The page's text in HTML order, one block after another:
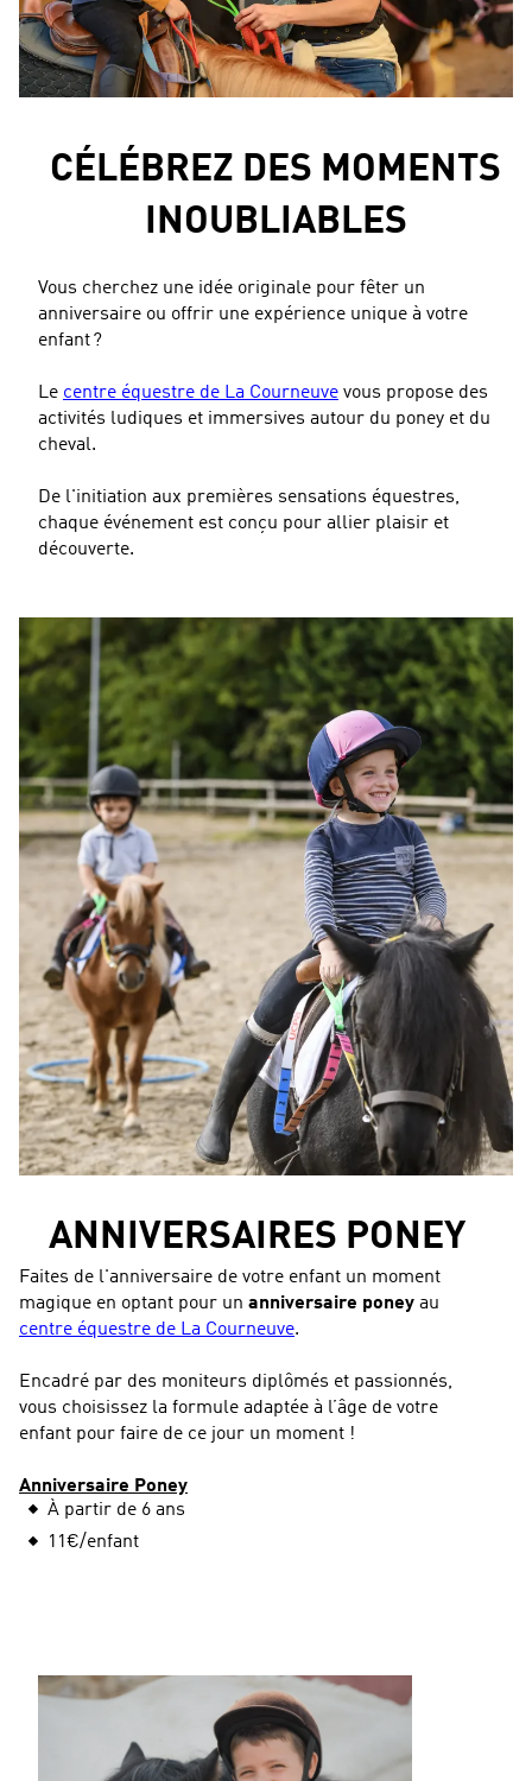
CÉLÉBREZ DES MOMENTS
INOUBLIABLES
Vous cherchez une idée originale pour fêter un
anniversaire ou offrir une expérience unique à votre
enfant ?
Le centre équestre de La Courneuve vous propose des
activités ludiques et immersives autour du poney et du
cheval.
De l'initiation aux premières sensations équestres,
chaque événement est conçu pour allier plaisir et
découverte.
ANNIVERSAIRES PONEY
Faites de l'anniversaire de votre enfant un moment
magique en optant pour un anniversaire poney au
centre équestre de La Courneuve.
Encadré par des moniteurs diplômés et passionnés,
vous choisissez la formule adaptée à l’âge de votre
enfant pour faire de ce jour un moment !
Anniversaire Poney
À partir de 6 ans
11€/enfant